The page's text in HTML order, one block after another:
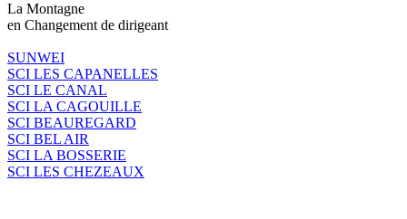
La Montagne
en Changement de dirigeant
SUNWEI
SCI LES CAPANELLES
SCI LE CANAL
SCI LA CAGOUILLE
SCI BEAUREGARD
SCI BEL AIR
SCI LA BOSSERIE
SCI LES CHEZEAUX